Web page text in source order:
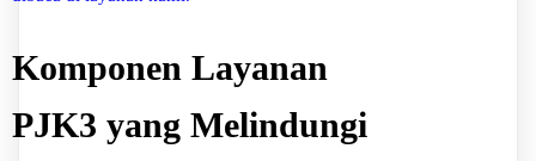
Komponen Layanan
PJK3 yang Melindungi